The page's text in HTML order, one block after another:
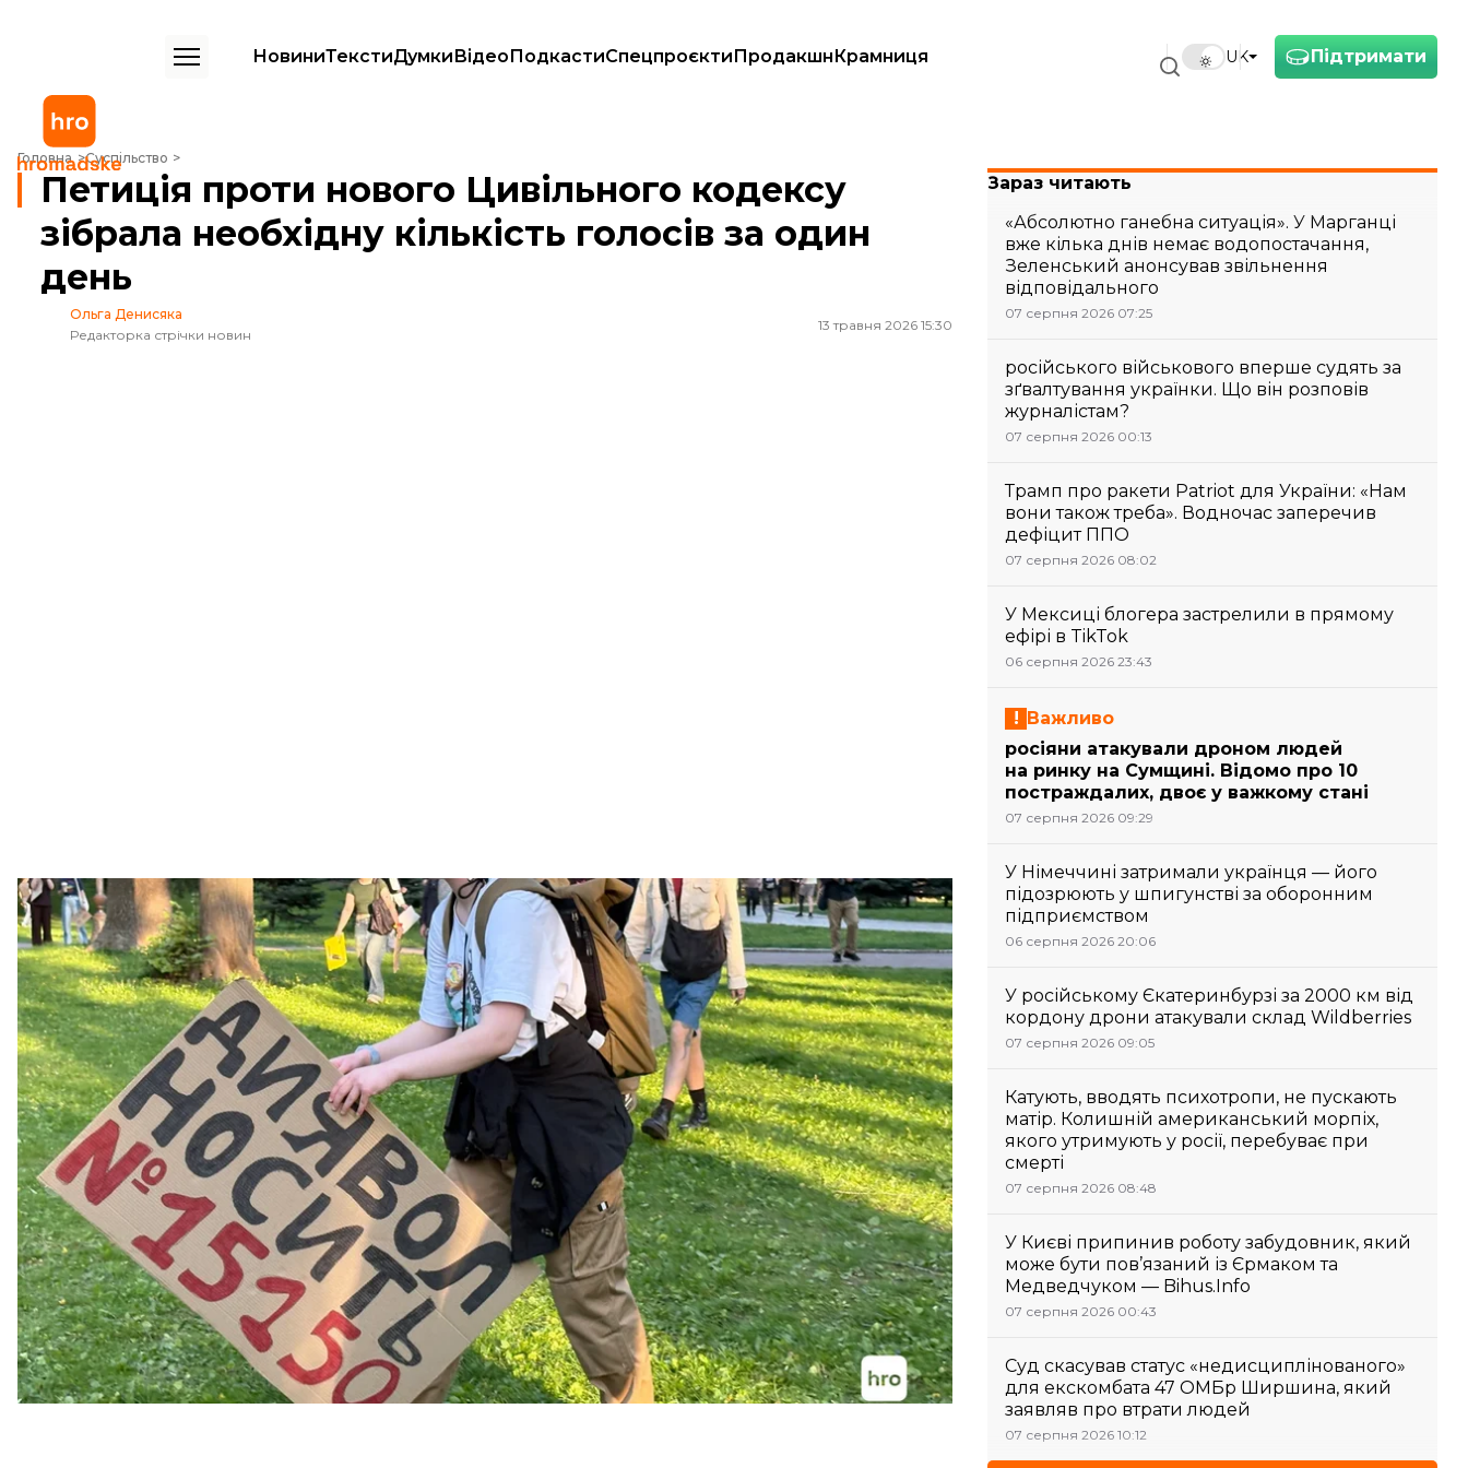
Підтримати
UK
НовиниТекстиДумкиВідеоПодкастиСпецпроєктиПродакшнКрамниця
Головна Суспільство
Петиція проти нового Цивільного кодексу зібрала необхідну кількість голосів за один день
Петиція проти нового Цивільного кодексу
зібрала необхідну кількість голосів за один
день
Ольга Денисяка
Редакторка стрічки новин
13 травня 2026 15:30
Акція протесту в Києві, 5 травня 2026 року
Денис Булавін / hromadske
Петиція з проханням не допустити ухвалення нового Цивільного кодексу, яку зареєстрували на
сайті президента, зібрала 29 тисяч голосів.
Про цейдетьсяна сайті електронних петицій.
Петицію зареєстрували 12 травня, а станом на 13 травня її підписали вже 29 тисяч людей. Для
розгляду президентом необхідно 25 тисяч голосів.
Авторкою звернення стала Ратушна Христина Олегівна. У петиції авторка просить президентазняти
документ з розгляду, а в тому разі, якщо його ухвалять у цілому — «ветувати цю законодавчу
ініціативу». Також закликає напрацювати до Цивільного кодексу комплексі зміни, залучивши
правозахисні та професійні спільноти.
Зараз читають
«Абсолютно ганебна ситуація». У Марганці
вже кілька днів немає водопостачання,
Зеленський анонсував звільнення
відповідального
07 серпня 2026 07:25
російського військового вперше судять за
зґвалтування українки. Що він розповів
журналістам?
07 серпня 2026 00:13
Трамп про ракети Patriot для України: «Нам
вони також треба». Водночас заперечив
дефіцит ППО
07 серпня 2026 08:02
У Мексиці блогера застрелили в прямому
ефірі в TikTok
06 серпня 2026 23:43
Важливо
росіяни атакували дроном людей
на ринку на Сумщині. Відомо про 10
постраждалих, двоє у важкому стані
07 серпня 2026 09:29
У Німеччині затримали українця — його
підозрюють у шпигунстві за оборонним
підприємством
06 серпня 2026 20:06
У російському Єкатеринбурзі за 2000 км від
кордону дрони атакували склад Wildberries
07 серпня 2026 09:05
Катують, вводять психотропи, не пускають
матір. Колишній американський морпіх,
якого утримують у росії, перебуває при
смерті
07 серпня 2026 08:48
У Києві припинив роботу забудовник, який
може бути пов’язаний із Єрмаком та
Медведчуком — Bihus.Info
07 серпня 2026 00:43
Суд скасував статус «недисциплінованого»
для екскомбата 47 ОМБр Ширшина, який
заявляв про втрати людей
07 серпня 2026 10:12